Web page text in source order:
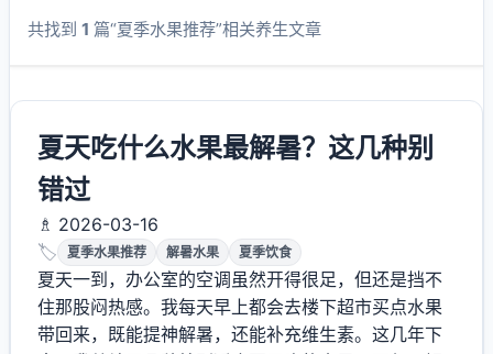
共找到 1 篇“夏季水果推荐”相关养生文章
夏天吃什么水果最解暑？这几种别
错过
♗ 2026-03-16
🏷️
夏季水果推荐 解暑水果 夏季饮食
夏天一到，办公室的空调虽然开得很足，但还是挡不
住那股闷热感。我每天早上都会去楼下超市买点水果
带回来，既能提神解暑，还能补充维生素。这几年下